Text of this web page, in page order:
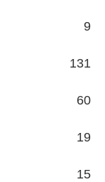
9
131
60
19
15